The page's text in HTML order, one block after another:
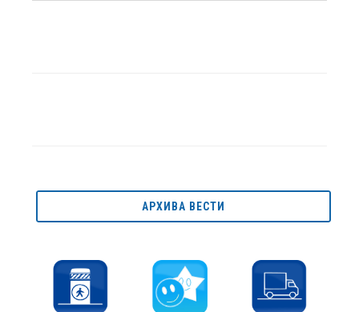
АРХИВА ВЕСТИ